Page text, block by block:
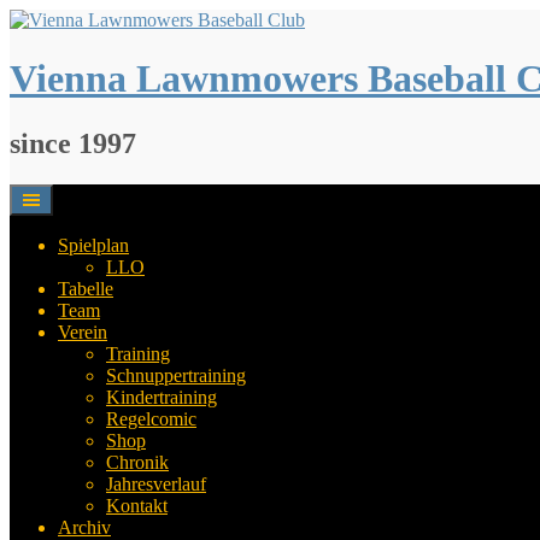
Springe
Inhalt
Vienna Lawnmowers Baseball
since 1997
Spielplan
LLO
Tabelle
Team
Verein
Training
Schnuppertraining
Kindertraining
Regelcomic
Shop
Chronik
Jahresverlauf
Kontakt
Archiv